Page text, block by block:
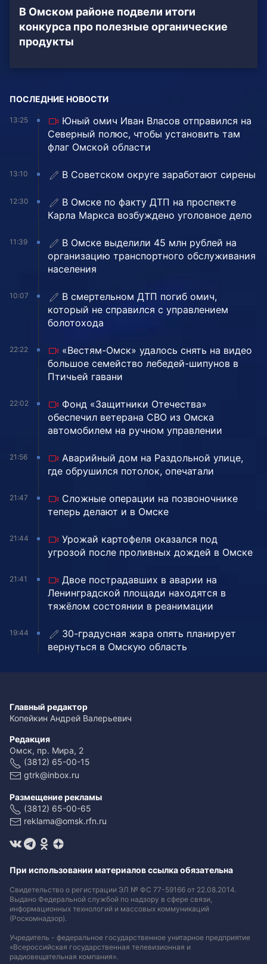
В Омском районе подвели итоги
конкурса про полезные органические
продукты
ПОСЛЕДНИЕ НОВОСТИ
13:25
Юный омич Иван Власов отправился на
Северный полюс, чтобы установить там
флаг Омской области
13:10 В Советском округе заработают сирены
12:30
В Омске по факту ДТП на проспекте
Карла Маркса возбуждено уголовное дело
11:39
В Омске выделили 45 млн рублей на
организацию транспортного обслуживания
населения
10:07
В смертельном ДТП погиб омич,
который не справился с управлением
болотохода
22:22
«Вестям-Омск» удалось снять на видео
большое семейство лебедей-шипунов в
Птичьей гавани
22:02
Фонд «Защитники Отечества»
обеспечил ветерана СВО из Омска
автомобилем на ручном управлении
21:56
Аварийный дом на Раздольной улице,
где обрушился потолок, опечатали
21:47
Сложные операции на позвоночнике
теперь делают и в Омске
21:44
Урожай картофеля оказался под
угрозой после проливных дождей в Омске
21:41
Двое пострадавших в аварии на
Ленинградской площади находятся в
тяжёлом состоянии в реанимации
19:44
30-градусная жара опять планирует
вернуться в Омскую область
Главный редактор
Копейкин Андрей Валерьевич
Редакция
Омск, пр. Мира, 2
(3812) 65-00-15
gtrk@inbox.ru
Размещение рекламы
(3812) 65-00-65
reklama@omsk.rfn.ru
При использовании материалов ссылка обязательна
Свидетельство о регистрации ЭЛ № ФС 77-59166 от 22.08.2014.
Выдано Федеральной службой по надзору в сфере связи,
информационных технологий и массовых коммуникаций
(Роскомнадзор).
Учредитель - федеральное государственное унитарное предприятие
«Всероссийская государственная телевизионная и
радиовещательная компания».